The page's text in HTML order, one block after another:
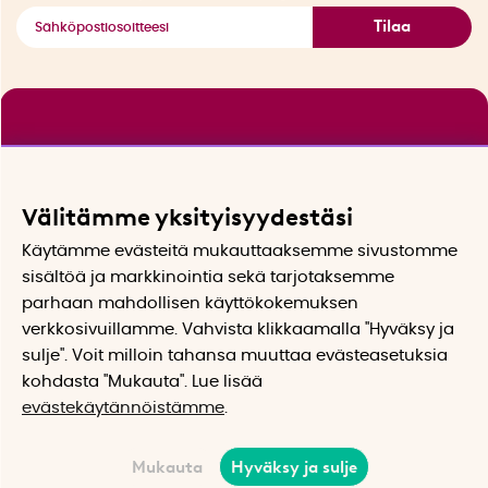
Tilaa
Välitämme yksityisyydestäsi
Käytämme evästeitä mukauttaaksemme sivustomme
sisältöä ja markkinointia sekä tarjotaksemme
parhaan mahdollisen käyttökokemuksen
verkkosivuillamme. Vahvista klikkaamalla "Hyväksy ja
sulje". Voit milloin tahansa muuttaa evästeasetuksia
kohdasta "Mukauta". Lue lisää
evästekäytännöistämme
Mukauta Hyväksy ja sulje